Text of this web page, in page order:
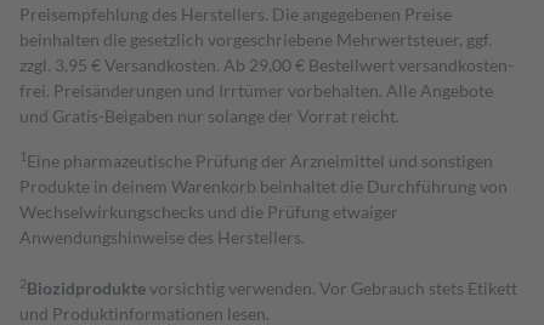
Preisempfehlung des Herstellers. Die angegebenen Preise
beinhalten die gesetzlich vorgeschriebene Mehrwertsteuer, ggf.
zzgl. 3,95 € Versandkosten. Ab 29,00 € Bestell­wert versand­kosten­
frei. Preisänderungen und Irrtümer vorbehalten. Alle Angebote
und Gratis-Beigaben nur solange der Vorrat reicht.
1 Eine pharmazeutische Prüfung der Arzneimittel und sonstigen
Produkte in deinem Warenkorb beinhaltet die Durchführung von
Wechselwirkungschecks und die Prüfung etwaiger
Anwendungshinweise des Herstellers.
2Biozidproduktevorsichtig verwenden. Vor Gebrauch stets Etikett
und Produktinformationen lesen.